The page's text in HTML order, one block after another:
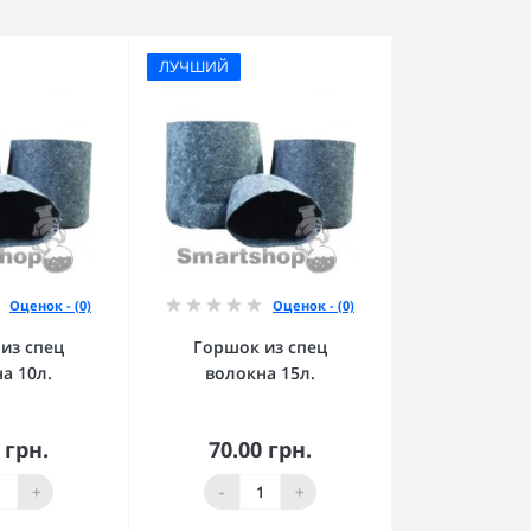
Оценок - (0)
спец
10л.
+
ЛУЧШИЙ
Оценок - (0)
Горшок из спец
волокна 15л.
70.00 грн.
- +
В корзину